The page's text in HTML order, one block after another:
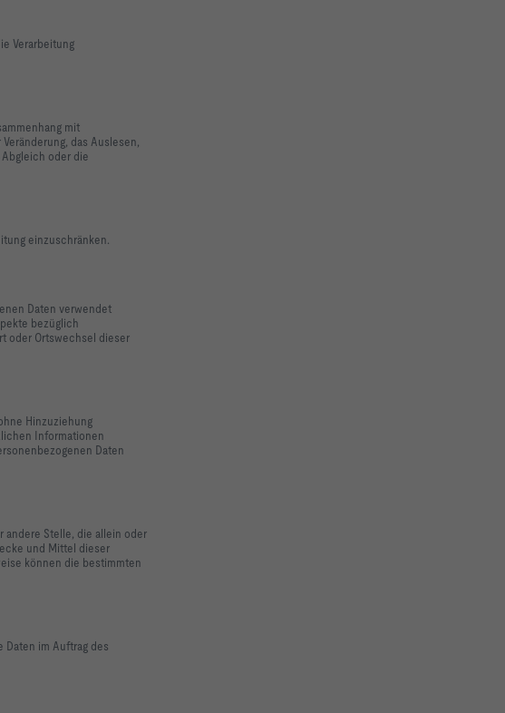
Verarbeitung
mit
das Auslesen,
oder die
einzuschränken.
Daten verwendet
bezüglich
oder Ortswechsel dieser
Hinzuziehung
Informationen
Daten
andere Stelle, die allein oder
und Mittel dieser
können die bestimmten
im Auftrag des